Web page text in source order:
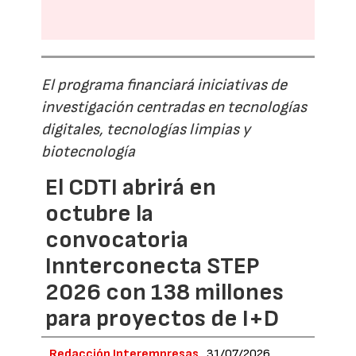
El programa financiará iniciativas de
investigación centradas en tecnologías
digitales, tecnologías limpias y
biotecnología
El CDTI abrirá en
octubre la
convocatoria
Innterconecta STEP
2026 con 138 millones
para proyectos de I+D